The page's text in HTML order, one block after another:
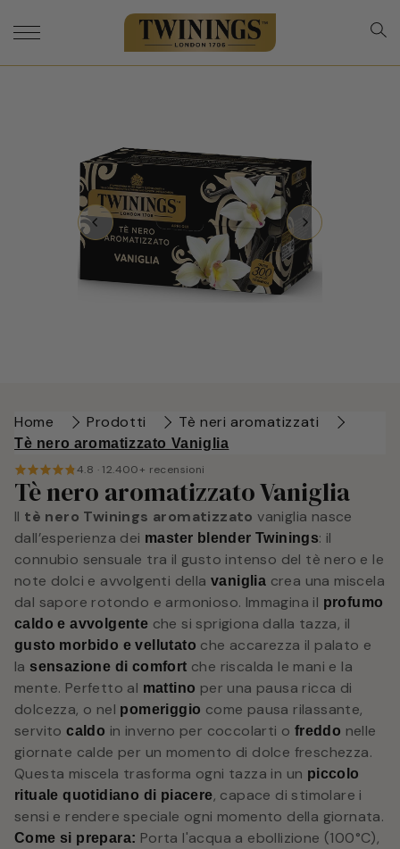
Home Prodotti Tè neri aromatizzati
Tè nero aromatizzato Vaniglia
4.8 · 12.400+ recensioni
Tè nero aromatizzato Vaniglia
Il tè nero Twinings aromatizzato vaniglia nasce
dall’esperienza dei master blender Twinings: il
connubio sensuale tra il gusto intenso del tè nero e le
note dolci e avvolgenti della vaniglia crea una miscela
dal sapore rotondo e armonioso. Immagina il profumo
caldo e avvolgente che si sprigiona dalla tazza, il
gusto morbido e vellutato che accarezza il palato e
la sensazione di comfort che riscalda le mani e la
mente. Perfetto al mattino per una pausa ricca di
dolcezza, o nel pomeriggio come pausa rilassante,
servitocaldo in inverno per coccolarti o freddo nelle
giornate calde per un momento di dolce freschezza.
Questa miscela trasforma ogni tazza in un piccolo
rituale quotidiano di piacere, capace di stimolare i
sensi e rendere speciale ogni momento della giornata.
Come si prepara: Porta l'acqua a ebollizione (100°C),